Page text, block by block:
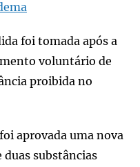
foi tomada após a
voluntário de
proibida no
aprovada uma nova
duas substâncias